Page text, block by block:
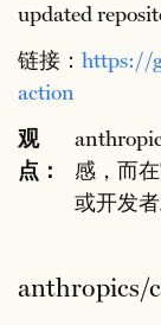
updated
链接： https://
action
观
点：
感，而
或开发者
anthropics/